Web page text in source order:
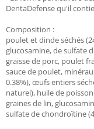
DentaDefense qu'il
Composition :
poulet et dinde séchés
glucosamine, de sulfate
graisse de porc, poulet
sauce de poulet,
0.38%), œufs entiers
naturel), huile de
graines de lin,
sulfate de chondroïtine